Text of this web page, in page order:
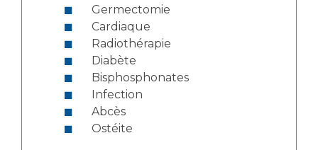
Germectomie
Cardiaque
Radiothérapie
Diabète
Bisphosphonates
Infection
Abcès
Ostéite